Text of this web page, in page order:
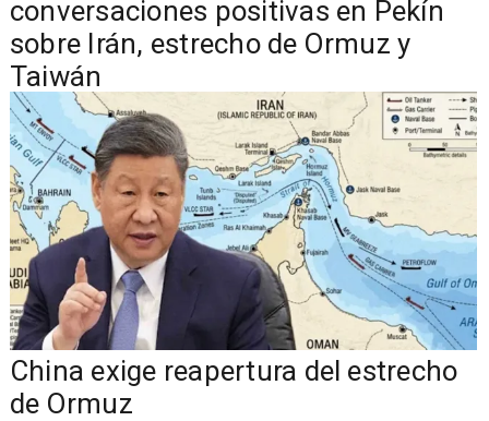
conversaciones positivas en Pekín
sobre Irán, estrecho de Ormuz y
Taiwán
China exige reapertura del estrecho
de Ormuz